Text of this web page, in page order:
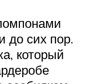
до сих пор.
который